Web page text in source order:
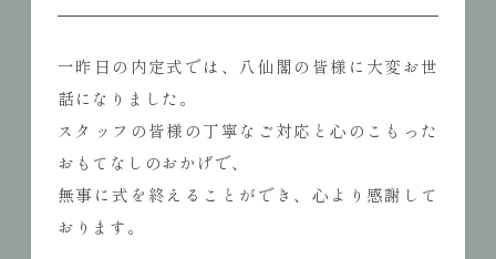
一昨日の内定式では、八仙閣の皆様に大変お世
話になりました。
スタッフの皆様の丁寧なご対応と心のこもった
おもてなしのおかげで、
無事に式を終えることができ、心より感謝して
おります。